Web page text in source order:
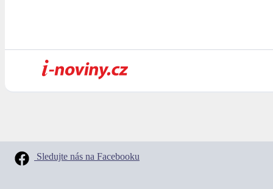
Sledujte nás na Facebooku